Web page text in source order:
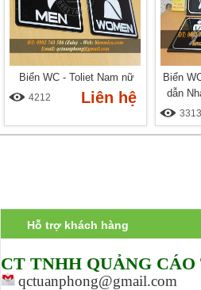
Biển WC - Toliet Nam nữ
4212 Liên hệ
Biển
dẫn
3313
Hỗ trợ khách hàng
CT TNHH QUẢNG CÁO
qctuanphong@gmail.com